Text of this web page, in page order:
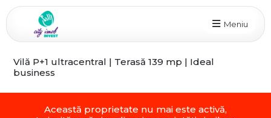
Meniu
Vilă P+1 ultracentral | Terasă 139 mp | Ideal
business
Această proprietate nu mai este activă,